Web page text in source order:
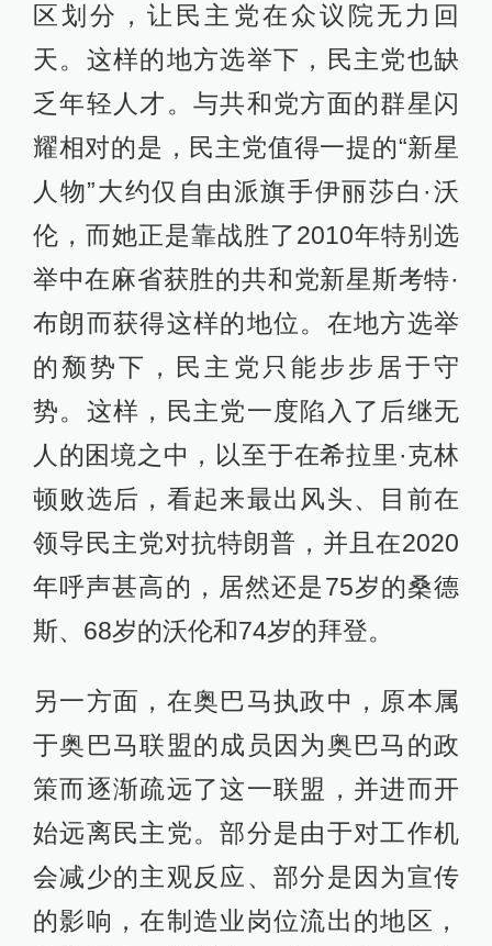
区划分，让民主党在众议院无力回
天。这样的地方选举下，民主党也缺
乏年轻人才。与共和党方面的群星闪
耀相对的是，民主党值得一提的“新星
人物”大约仅自由派旗手伊丽莎白·沃
伦，而她正是靠战胜了2010年特别选
举中在麻省获胜的共和党新星斯考特·
布朗而获得这样的地位。在地方选举
的颓势下，民主党只能步步居于守
势。这样，民主党一度陷入了后继无
人的困境之中，以至于在希拉里·克林
顿败选后，看起来最出风头、目前在
领导民主党对抗特朗普，并且在2020
年呼声甚高的，居然还是75岁的桑德
斯、68岁的沃伦和74岁的拜登。
另一方面，在奥巴马执政中，原本属
于奥巴马联盟的成员因为奥巴马的政
策而逐渐疏远了这一联盟，并进而开
始远离民主党。部分是由于对工作机
会减少的主观反应、部分是因为宣传
的影响，在制造业岗位流出的地区，